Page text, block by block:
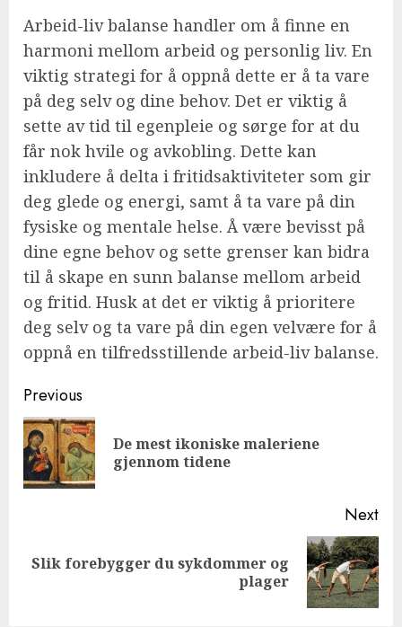
Arbeid-liv balanse handler om å finne en
harmoni mellom arbeid og personlig liv. En
viktig strategi for å oppnå dette er å ta vare
på deg selv og dine behov. Det er viktig å
sette av tid til egenpleie og sørge for at du
får nok hvile og avkobling. Dette kan
inkludere å delta i fritidsaktiviteter som gir
deg glede og energi, samt å ta vare på din
fysiske og mentale helse. Å være bevisst på
dine egne behov og sette grenser kan bidra
til å skape en sunn balanse mellom arbeid
og fritid. Husk at det er viktig å prioritere
deg selv og ta vare på din egen velvære for å
oppnå en tilfredsstillende arbeid-liv balanse.
Continue
Reading
Previous
De mest ikoniske maleriene
gjennom tidene
Next
Next
Slik forebygger du sykdommer og
plager